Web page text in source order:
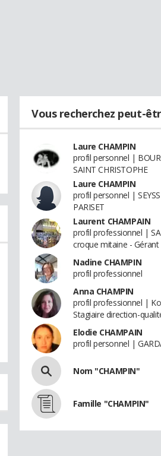
Vous recherchez peut-
Laure CHAMPIN
profil personnel |
SAINT CHRISTOPHE
Laure CHAMPIN
profil personnel |
PARISET
Laurent CHAMPAIN
profil professionnel |
croque mitaine - Gérant
Nadine CHAMPIN
profil professionnel
Anna CHAMPIN
profil professionnel |
Stagiaire direction-
Elodie CHAMPAIN
profil personnel |
Nom "CHAMPIN"
Famille "CHAMPIN"